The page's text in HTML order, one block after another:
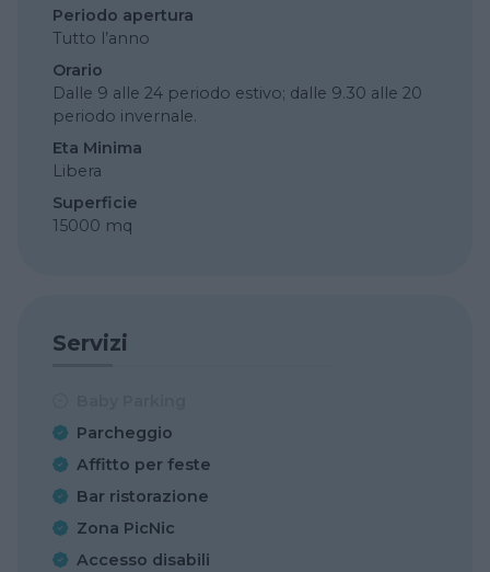
Periodo apertura
Tutto l’anno
Orario
Dalle 9 alle 24 periodo estivo; dalle 9.30 alle 20
periodo invernale.
Eta Minima
Libera
Superficie
15000 mq
Servizi
Parcheggio
Affitto per feste
Bar ristorazione
Zona PicNic
Accesso disabili